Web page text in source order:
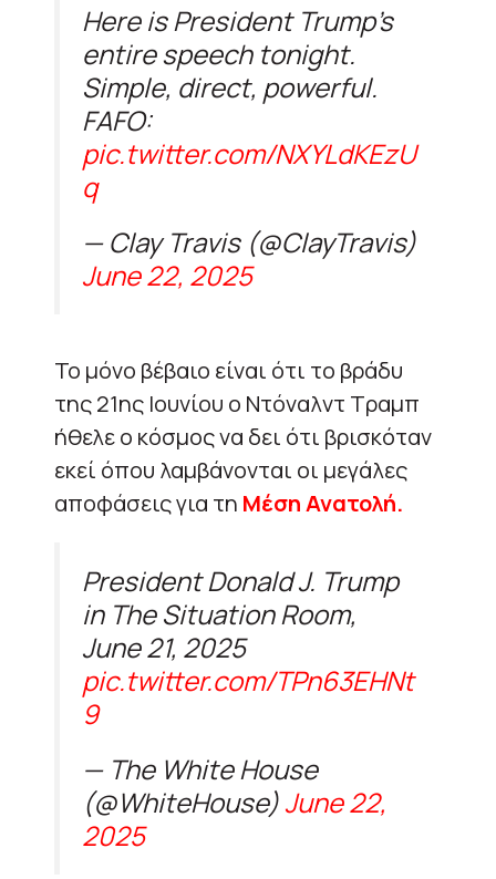
Here is President Trump’s
entire speech tonight.
Simple, direct, powerful.
FAFO:
pic.twitter.com/NXYLdKEzU
q
— Clay Travis (@ClayTravis)
June 22, 2025
Το μόνο βέβαιο είναι ότι το βράδυ
της 21ης Ιουνίου ο Ντόναλντ Τραμπ
ήθελε ο κόσμος να δει ότι βρισκόταν
εκεί όπου λαμβάνονται οι μεγάλες
αποφάσεις για τη Μέση Ανατολή.
President Donald J. Trump
in The Situation Room,
June 21, 2025
pic.twitter.com/TPn63EHNt
9
— The White House
(@WhiteHouse)June 22,
2025